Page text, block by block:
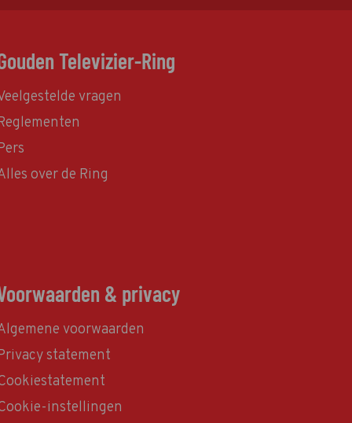
Televizier-Ring
vragen
over de Ring
& privacy
voorwaarden
statement
instellingen